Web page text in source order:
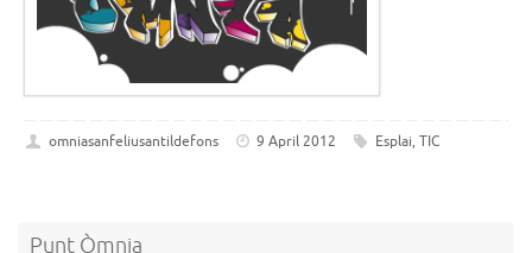
omniasanfeliusantildefons 9 April 2012 Esplai, TIC
Punt Òmnia